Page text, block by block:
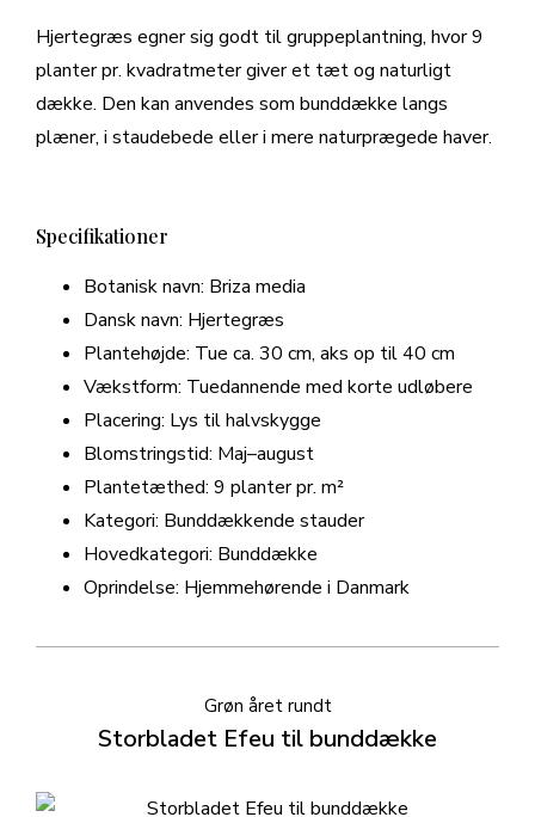
Hjertegræs egner sig godt til gruppeplantning, hvor 9
planter pr. kvadratmeter giver et tæt og naturligt
dække. Den kan anvendes som bunddække langs
plæner, i staudebede eller i mere naturprægede haver.
Specifikationer
Botanisk navn: Briza media
Dansk navn: Hjertegræs
Plantehøjde: Tue ca. 30 cm, aks op til 40 cm
Vækstform: Tuedannende med korte udløbere
Placering: Lys til halvskygge
Blomstringstid: Maj–august
Plantetæthed: 9 planter pr. m²
Kategori: Bunddækkende stauder
Hovedkategori: Bunddække
Oprindelse: Hjemmehørende i Danmark
Grøn året rundt
Storbladet Efeu til bunddække